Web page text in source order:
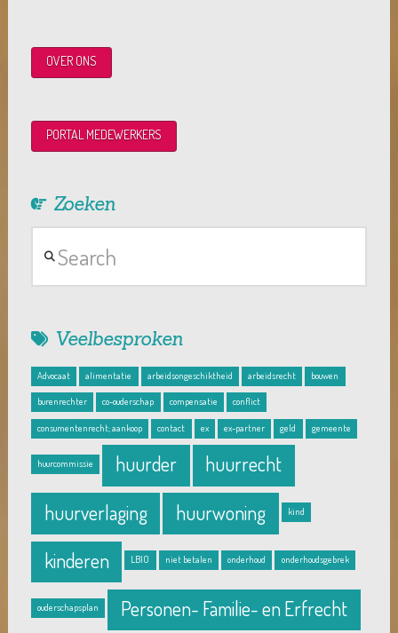
OVER ONS
PORTAL MEDEWERKERS
Zoeken
Veelbesproken
Advocaat alimentatie arbeidsongeschiktheid arbeidsrecht bouwen
burenrechter co-ouderschap compensatie conflict
consumentenrecht; aankoop contact ex ex-partner geld gemeente
huurcommissie huurder huurrecht
huurverlaging huurwoning kind
kinderen LBIO niet betalen onderhoud onderhoudsgebrek
ouderschapsplan Personen- Familie- en Erfrecht